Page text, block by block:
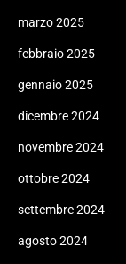
marzo 2025
febbraio 2025
gennaio 2025
dicembre 2024
novembre 2024
ottobre 2024
settembre 2024
agosto 2024